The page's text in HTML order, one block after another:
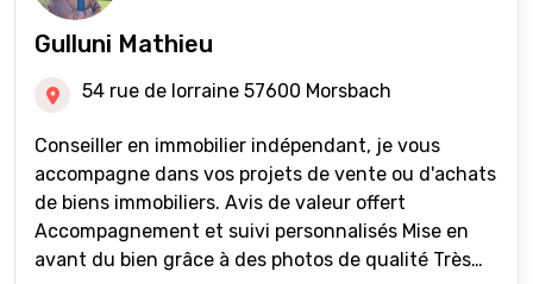
Gulluni Mathieu
54 rue de lorraine 57600 Morsbach
Conseiller en immobilier indépendant, je vous
accompagne dans vos projets de vente ou d'achats
de biens immobiliers. Avis de valeur offert
Accompagnement et suivi personnalisés Mise en
avant du bien grâce à des photos de qualité Très